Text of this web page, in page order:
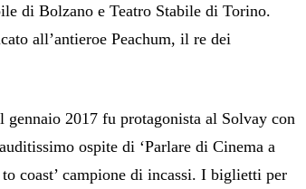
di Bolzano e Teatro Stabile di Torino.
all’antieroe Peachum, il re dei
2017 fu protagonista al Solvay con
ospite di ‘Parlare di Cinema a
coast’ campione di incassi. I biglietti per